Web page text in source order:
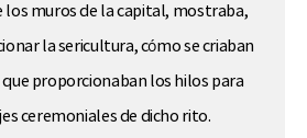
los muros de la capital, mostraba,
la sericultura, cómo se criaban
que proporcionaban los hilos para
ceremoniales de dicho rito.